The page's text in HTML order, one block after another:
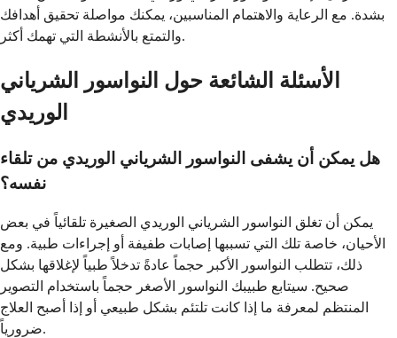
بشدة. مع الرعاية والاهتمام المناسبين، يمكنك مواصلة تحقيق أهدافك
والتمتع بالأنشطة التي تهمك أكثر.
الأسئلة الشائعة حول النواسور الشرياني
الوريدي
هل يمكن أن يشفى النواسور الشرياني الوريدي من تلقاء
نفسه؟
يمكن أن تغلق النواسور الشرياني الوريدي الصغيرة تلقائياً في بعض
الأحيان، خاصة تلك التي تسببها إصابات طفيفة أو إجراءات طبية. ومع
ذلك، تتطلب النواسور الأكبر حجماً عادةً تدخلاً طبياً لإغلاقها بشكل
صحيح. سيتابع طبيبك النواسور الأصغر حجماً باستخدام التصوير
المنتظم لمعرفة ما إذا كانت تلتئم بشكل طبيعي أو إذا أصبح العلاج
ضرورياً.